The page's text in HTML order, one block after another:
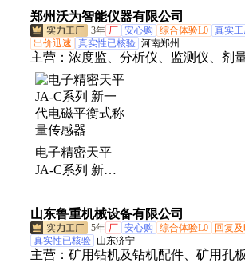
光遥感路 面状
态传感器
TH-N10
郑州沃为智能仪器有限公司
3年 厂 安心购 综合体验L0 真实
出价迅速
真实性已核验 河南郑州
主营： 浓度监、分析仪、监测仪、剂
天然气、能谱仪、测量仪、水质分、
池、黑度仪、测汞仪、测定仪、农残
量计、浊度计、采样器、传声器、消
氮吹仪、酒石酸、硬度计
电子精密天平
JA-C系列 新一
量传感器
山东鲁重机械设备有限公司
5年 厂 安心购 综合体验L0 回复
真实性已核验 山东济宁
主营： 矿用钻机及钻机配件、矿用孔